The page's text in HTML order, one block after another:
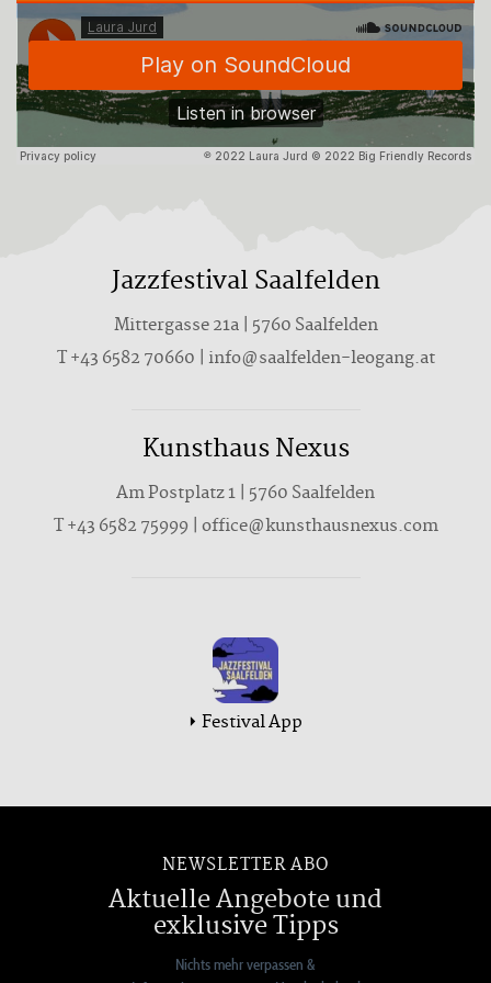
Jazzfestival Saalfelden
Mittergasse 21a | 5760 Saalfelden
T+43 6582 70660 | info@saalfelden-leogang.at
Kunsthaus Nexus
Am Postplatz 1 | 5760 Saalfelden
T+43 6582 75999 | office@kunsthausnexus.com
Festival App
NEWSLETTER ABO
Aktuelle Angebote und
exklusive Tipps
Nichts mehr verpassen &